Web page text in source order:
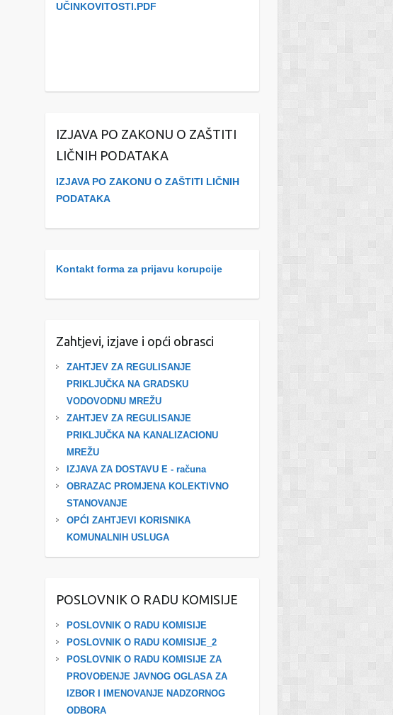
UČINKOVITOSTI.PDF
IZJAVA PO ZAKONU O ZAŠTITI
LIČNIH PODATAKA
IZJAVA PO ZAKONU O ZAŠTITI LIČNIH
PODATAKA
Kontakt forma za prijavu korupcije
Zahtjevi, izjave i opći obrasci
ZAHTJEV ZA REGULISANJE
PRIKLJUČKA NA GRADSKU
VODOVODNU MREŽU
ZAHTJEV ZA REGULISANJE
PRIKLJUČKA NA KANALIZACIONU
MREŽU
IZJAVA ZA DOSTAVU E - računa
OBRAZAC PROMJENA KOLEKTIVNO
STANOVANJE
OPĆI ZAHTJEVI KORISNIKA
KOMUNALNIH USLUGA
POSLOVNIK O RADU KOMISIJE
POSLOVNIK O RADU KOMISIJE
POSLOVNIK O RADU KOMISIJE_2
POSLOVNIK O RADU KOMISIJE ZA
PROVOĐENJE JAVNOG OGLASA ZA
IZBOR I IMENOVANJE NADZORNOG
ODBORA